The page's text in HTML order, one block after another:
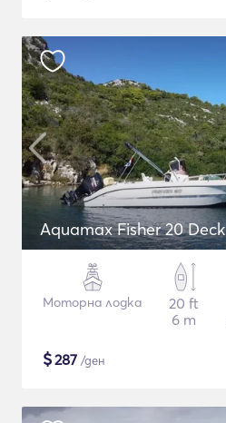
Aquamax Fisher 20 Deck
Моторна лодка
20 ft
6 m
$287 /ден